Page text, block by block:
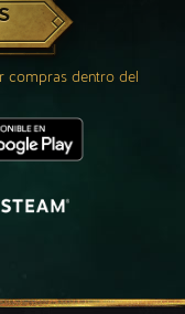
compras dentro del